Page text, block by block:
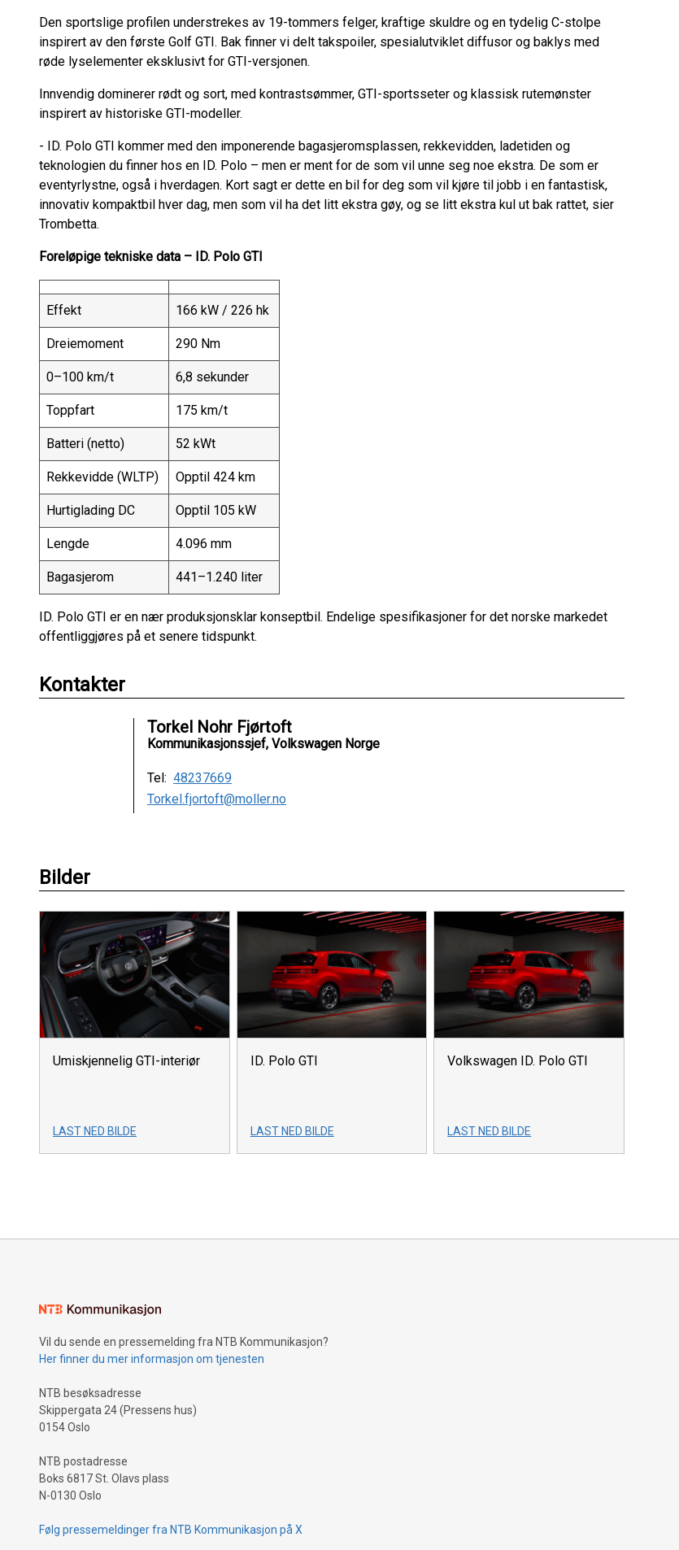
Den sportslige profilen understrekes av 19-tommers felger, kraftige skuldre og en tydelig C-stolpe
inspirert av den første Golf GTI. Bak finner vi delt takspoiler, spesialutviklet diffusor og baklys med
røde lyselementer eksklusivt for GTI-versjonen.
Innvendig dominerer rødt og sort, med kontrastsømmer, GTI-sportsseter og klassisk rutemønster
inspirert av historiske GTI-modeller.
- ID. Polo GTI kommer med den imponerende bagasjeromsplassen, rekkevidden, ladetiden og
teknologien du finner hos en ID. Polo – men er ment for de som vil unne seg noe ekstra. De som er
eventyrlystne, også i hverdagen. Kort sagt er dette en bil for deg som vil kjøre til jobb i en fantastisk,
innovativ kompaktbil hver dag, men som vil ha det litt ekstra gøy, og se litt ekstra kul ut bak rattet, sier
Trombetta.
Foreløpige tekniske data – ID. Polo GTI
Effekt 166 kW / 226 hk
Dreiemoment 290 Nm
0–100 km/t 6,8 sekunder
Toppfart 175 km/t
Batteri (netto) 52 kWt
Rekkevidde (WLTP) Opptil 424 km
Hurtiglading DC Opptil 105 kW
Lengde 4.096 mm
Bagasjerom 441–1.240 liter
ID. Polo GTI er en nær produksjonsklar konseptbil. Endelige spesifikasjoner for det norske markedet
offentliggjøres på et senere tidspunkt.
Kontakter
Torkel Nohr Fjørtoft
Kommunikasjonssjef, Volkswagen Norge
Tel: 48237669
Torkel.fjortoft@moller.no
Bilder
Umiskjennelig GTI-interiør
LAST NED BILDE
ID. Polo GTI
LAST NED BILDE
Volkswagen ID. Polo GTI
LAST NED BILDE
Vil du sende en pressemelding fra NTB Kommunikasjon?
Her finner du mer informasjon om tjenesten
NTB besøksadresse
Skippergata 24 (Pressens hus)
0154 Oslo
NTB postadresse
Boks 6817 St. Olavs plass
N-0130 Oslo
Følg pressemeldinger fra NTB Kommunikasjon på X